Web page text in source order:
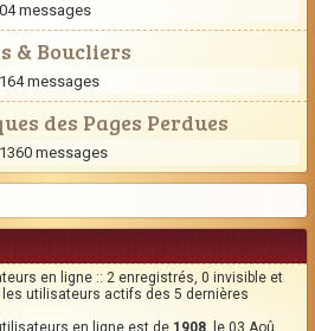
messages
& Boucliers
messages
des Pages Perdues
messages
en ligne :: 2 enregistrés, 0 invisible et
utilisateurs actifs des 5 dernières
en ligne est de 1908 , le 03 Aoû